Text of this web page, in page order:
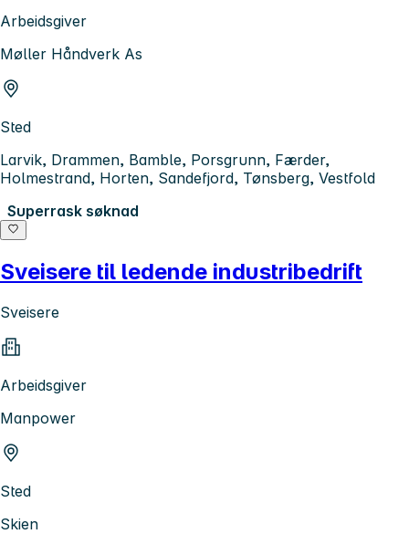
Arbeidsgiver
Møller Håndverk As
Sted
Larvik, Drammen, Bamble, Porsgrunn, Færder,
Holmestrand, Horten, Sandefjord, Tønsberg, Vestfold
Superrask søknad
Sveisere til ledende industribedrift
Sveisere
Arbeidsgiver
Manpower
Sted
Skien